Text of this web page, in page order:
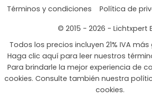
Términos y condiciones Política de
© 2015 - 2026 - Lichtxpert
Todos los precios incluyen 21% IVA
Haga clic aquí para leer nuestros
Para brindarle la mejor experiencia de
cookies. Consulte también nuestra
cookies.